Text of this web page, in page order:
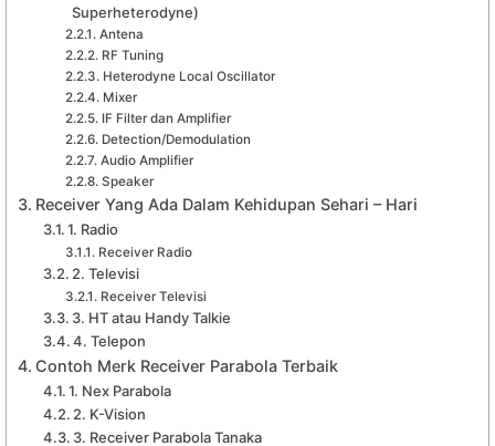
Superheterodyne)
Antena
RF Tuning
Heterodyne Local Oscillator
Mixer
IF Filter dan Amplifier
Detection/Demodulation
Audio Amplifier
Speaker
Receiver Yang Ada Dalam Kehidupan Sehari – Hari
1. Radio
Receiver Radio
2. Televisi
Receiver Televisi
3. HT atau Handy Talkie
4. Telepon
Contoh Merk Receiver Parabola Terbaik
1. Nex Parabola
2. K-Vision
3. Receiver Parabola Tanaka